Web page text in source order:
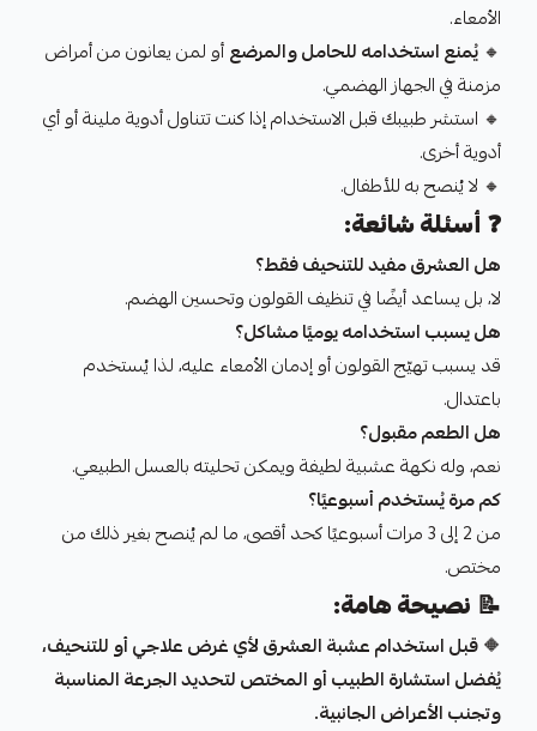
الأمعاء.
🔸 يُمنع استخدامه للحامل والمرضعأو لمن يعانون من أمراض
مزمنة في الجهاز الهضمي.
🔸 استشر طبيبك قبل الاستخدام إذا كنت تتناول أدوية ملينة أو أي
أدوية أخرى.
🔸 لا يُنصح به للأطفال.
❓أسئلة شائعة:
هل العشرق مفيد للتنحيف فقط؟
لا، بل يساعد أيضًا في تنظيف القولون وتحسين الهضم.
هل يسبب استخدامه يوميًا مشاكل؟
قد يسبب تهيّج القولون أو إدمان الأمعاء عليه، لذا يُستخدم
باعتدال.
هل الطعم مقبول؟
نعم، وله نكهة عشبية لطيفة ويمكن تحليته بالعسل الطبيعي.
كم مرة يُستخدم أسبوعيًا؟
من 2 إلى 3 مرات أسبوعيًا كحد أقصى، ما لم يُنصح بغير ذلك من
مختص.
📝 نصيحة هامة:
🔶قبل استخدام عشبة العشرق لأي غرض علاجي أو للتنحيف،
يُفضل استشارة الطبيب أو المختص لتحديد الجرعة المناسبة
وتجنب الأعراض الجانبية.